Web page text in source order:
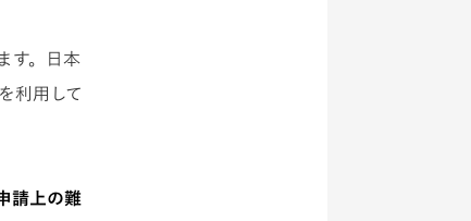
す。日本
利用して
請上の難